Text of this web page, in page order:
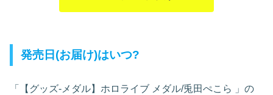
発売日(お届け)はいつ?
「【グッズ-メダル】ホロライブ メダル/兎田ぺこら
」の